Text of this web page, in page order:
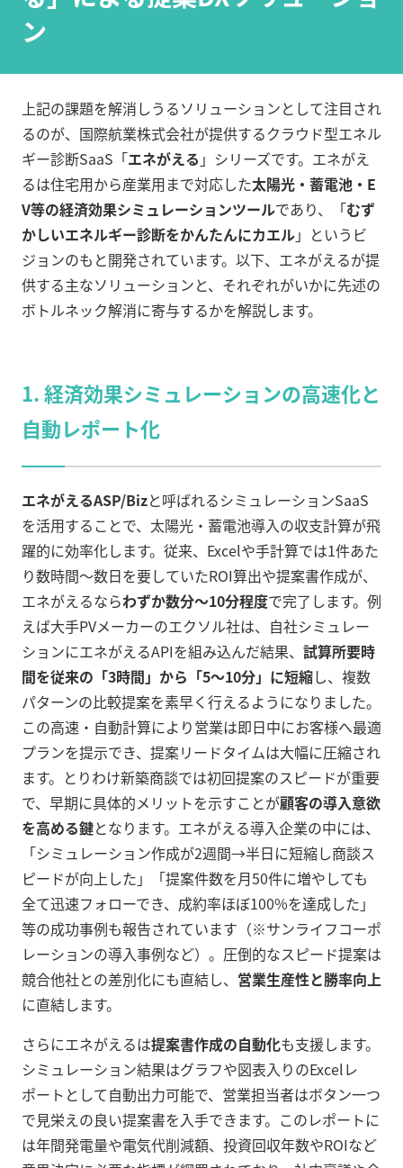
ン
上記の課題を解消しうるソリューションとして注目され
るのが、国際航業株式会社が提供するクラウド型エネル
ギー診断SaaS「エネがえる 」シリーズです。エネがえ
るは住宅用から産業用まで対応した太陽光・蓄電池・E
V等の経済効果シミュレーションツールであり、「むず
かしいエネルギー診断をかんたんにカエル」というビ
ジョンのもと開発されています。以下、エネがえるが提
供する主なソリューションと、それぞれがいかに先述の
ボトルネック解消に寄与するかを解説します。
1.経済効果シミュレーションの高速化と
自動レポート化
エネがえるASP/Bizと呼ばれるシミュレーションSaaS
を活用することで、太陽光・蓄電池導入の収支計算が飛
躍的に効率化します。従来、Excelや手計算では1件あた
り数時間～数日を要していたROI算出や提案書作成が、
エネがえるならわずか数分～10分程度で完了します。例
えば大手PVメーカーのエクソル社は、自社シミュレー
ションにエネがえるAPIを組み込んだ結果、 試算所要時
間を従来の「3時間」から「5～10分」に短縮し、複数
パターンの比較提案を素早く行えるようになりました。
この高速・自動計算により営業は即日中にお客様へ最適
プランを提示でき、提案リードタイムは大幅に圧縮され
ます。とりわけ新築商談では初回提案のスピードが重要
で、早期に具体的メリットを示すことが顧客の導入意欲
を高める鍵となります。エネがえる導入企業の中には、
「シミュレーション作成が2週間→半日に短縮し商談ス
ピードが向上した」「提案件数を月50件に増やしても
全て迅速フォローでき、成約率ほぼ100%を達成した」
等の成功事例も報告されています（※サンライフコーポ
レーションの導入事例など）。圧倒的なスピード提案は
競合他社との差別化にも直結し、 営業生産性と勝率向上
に直結します。
さらにエネがえるは提案書作成の自動化も支援します。
シミュレーション結果はグラフや図表入りのExcelレ
ポートとして自動出力可能で、営業担当者はボタン一つ
で見栄えの良い提案書を入手できます。このレポートに
は年間発電量や電気代削減額、投資回収年数やROIなど